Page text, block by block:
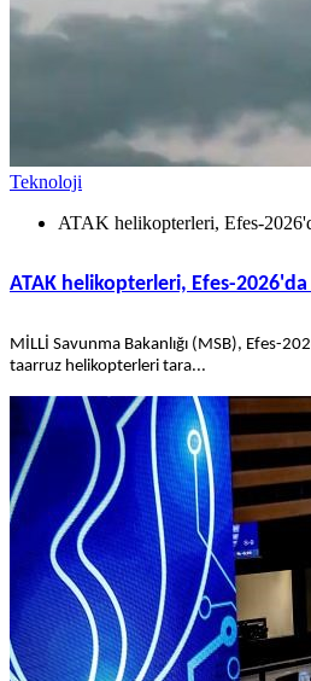
Teknoloji
ATAK helikopterleri, Efes-
ATAK helikopterleri, Efes-
MİLLİ Savunma Bakanlığı (MSB), Efes-
taarruz helikopterleri tara...